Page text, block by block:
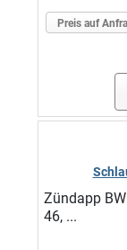
Preis auf
Zündapp
46, ...